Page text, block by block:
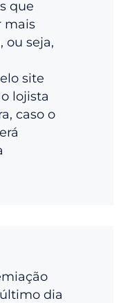
que
mais
ou seja,
site
lojista
caso o
dia